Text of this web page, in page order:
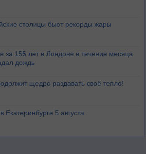
столицы бьют рекорды жары
за 155 лет в Лондоне в течение месяца
дождь
щедро раздавать своё тепло!
Екатеринбурге 5 августа